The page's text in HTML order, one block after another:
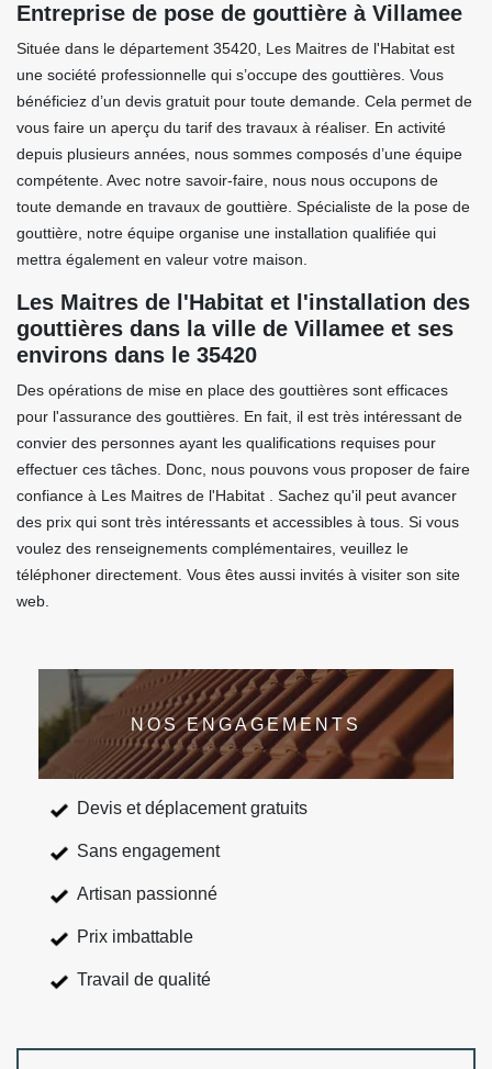
Entreprise de pose de gouttière à Villamee
Située dans le département 35420, Les Maitres de l'Habitat est
une société professionnelle qui s’occupe des gouttières. Vous
bénéficiez d’un devis gratuit pour toute demande. Cela permet de
vous faire un aperçu du tarif des travaux à réaliser. En activité
depuis plusieurs années, nous sommes composés d’une équipe
compétente. Avec notre savoir-faire, nous nous occupons de
toute demande en travaux de gouttière. Spécialiste de la pose de
gouttière, notre équipe organise une installation qualifiée qui
mettra également en valeur votre maison.
Les Maitres de l'Habitat et l'installation des
gouttières dans la ville de Villamee et ses
environs dans le 35420
Des opérations de mise en place des gouttières sont efficaces
pour l'assurance des gouttières. En fait, il est très intéressant de
convier des personnes ayant les qualifications requises pour
effectuer ces tâches. Donc, nous pouvons vous proposer de faire
confiance à Les Maitres de l'Habitat . Sachez qu'il peut avancer
des prix qui sont très intéressants et accessibles à tous. Si vous
voulez des renseignements complémentaires, veuillez le
téléphoner directement. Vous êtes aussi invités à visiter son site
web.
NOS ENGAGEMENTS
Devis et déplacement gratuits
Sans engagement
Artisan passionné
Prix imbattable
Travail de qualité